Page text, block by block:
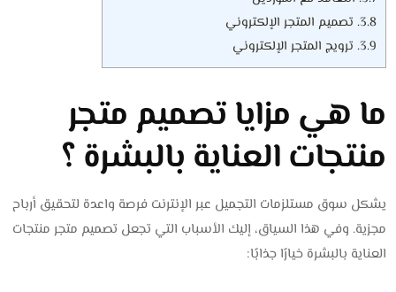
3.8. تصميم المتجر الإلكتروني
3.9. ترويج المتجر الإلكتروني
ما هي مزايا تصميم متجر
منتجات العناية بالبشرة ؟
يشكل سوق مستلزمات التجميل عبر الإنترنت فرصة واعدة لتحقيق أرباح
مجزية. وفي هذا السياق، إليك الأسباب التي تجعل تصميم متجر منتجات
العناية بالبشرة خيارًا جذابًا: